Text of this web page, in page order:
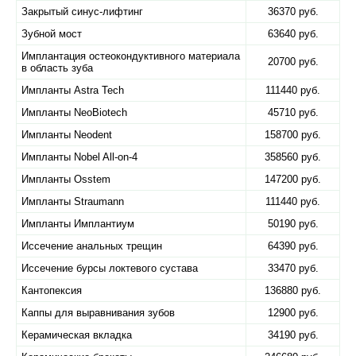
Закрытый синус-лифтинг
36370 руб.
Зубной мост
63640 руб.
Имплантация остеокондуктивного материала
в область зуба
20700 руб.
Импланты Astra Tech
111440 руб.
Импланты NeoBiotech
45710 руб.
Импланты Neodent
158700 руб.
Импланты Nobel All-on-4
358560 руб.
Импланты Osstem
147200 руб.
Импланты Straumann
111440 руб.
Импланты Имплантиум
50190 руб.
Иссечение анальных трещин
64390 руб.
Иссечение бурсы локтевого сустава
33470 руб.
Кантопексия
136880 руб.
Каппы для выравнивания зубов
12900 руб.
Керамическая вкладка
34190 руб.